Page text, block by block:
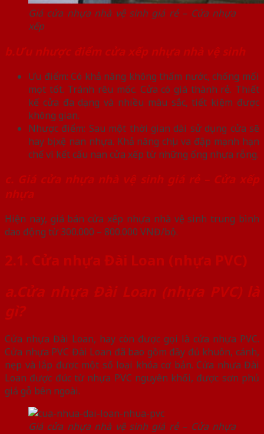
Giá cửa nhựa nhà vệ sinh giá rẻ – Cửa nhựa
xếp
b.Ưu nhược điểm cửa xếp nhựa nhà vệ sinh
Ưu điểm: Có khả năng không thấm nước, chống mối
mọt tốt. Tránh rêu mốc. Cửa có giá thành rẻ. Thiết
kế cửa đa dạng và nhiều màu sắc, tiết kiệm được
không gian.
Nhược điểm: Sau một thời gian dài sử dụng cửa sẽ
hay bị xệ nan nhựa. Khả năng chịu va đập mạnh hạn
chế vì kết cấu nan cửa xếp từ những ống nhựa rỗng.
c. Giá cửa nhựa nhà vệ sinh giá rẻ – Cửa xếp
nhựa
Hiện nay, giá bán cửa xếp nhựa nhà vệ sinh trung bình
dao động từ 300.000 – 800.000 VNĐ/bộ.
2.1. Cửa nhựa Đài Loan (nhựa PVC)
a.Cửa nhựa Đài Loan (nhựa PVC) là
gì?
Cửa nhựa Đài Loan, hay còn được gọi là cửa nhựa PVC.
Cửa nhựa PVC Đài Loan đã bao gồm đầy đủ khuôn, cánh,
nẹp và lắp được một số loại khóa cơ bản. Cửa nhựa Đài
Loan được đúc từ nhựa PVC nguyên khối, được sơn phủ
giả gỗ bên ngoài.
Giá cửa nhựa nhà vệ sinh giá rẻ – Cửa nhựa